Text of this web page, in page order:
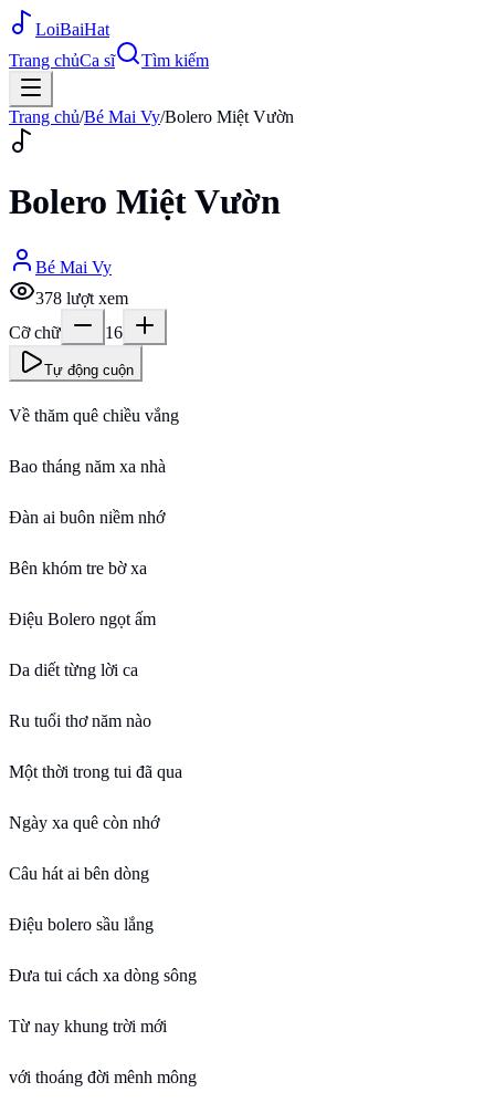
LoiBaiHat
Trang chủCa sĩ Tìm kiếm
Trang chủ/Bé Mai Vy/Bolero Miệt Vườn
Bolero Miệt Vườn
Bé Mai Vy
378 lượt xem
Cỡ chữ
16
Tự động cuộn
Về thăm quê chiều vắng
Bao tháng năm xa nhà
Đàn ai buôn niềm nhớ
Bên khóm tre bờ xa
Điệu Bolero ngọt ấm
Da diết từng lời ca
Ru tuổi thơ năm nào
Một thời trong tui đã qua
Ngày xa quê còn nhớ
Câu hát ai bên dòng
Điệu bolero sầu lắng
Đưa tui cách xa dòng sông
Từ nay khung trời mới
với thoáng đời mênh mông